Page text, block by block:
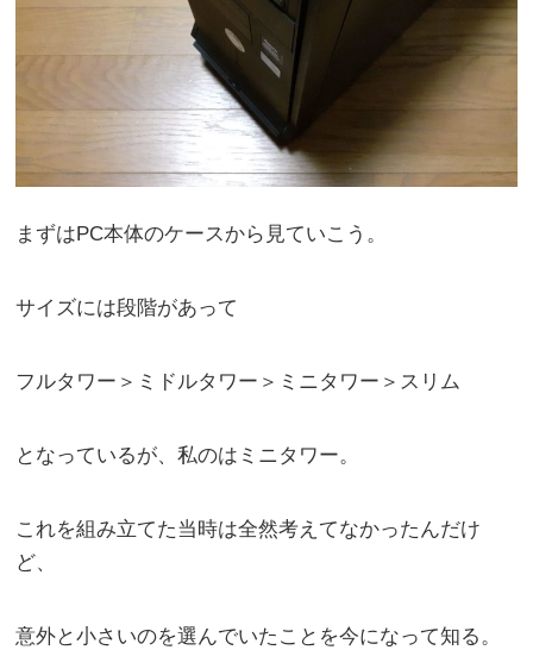
まずはPC本体のケースから見ていこう。
サイズには段階があって
フルタワー＞ミドルタワー＞ミニタワー＞スリム
となっているが、私のはミニタワー。
これを組み立てた当時は全然考えてなかったんだけ
ど、
意外と小さいのを選んでいたことを今になって知る。